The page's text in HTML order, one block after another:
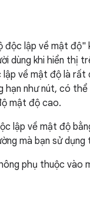
lập về mật
dùng khi hiển thị
về mật độ là
hạn như nút, có
mật độ cao.
lập về mật độ
mà bạn sử dụng
phụ thuộc vào